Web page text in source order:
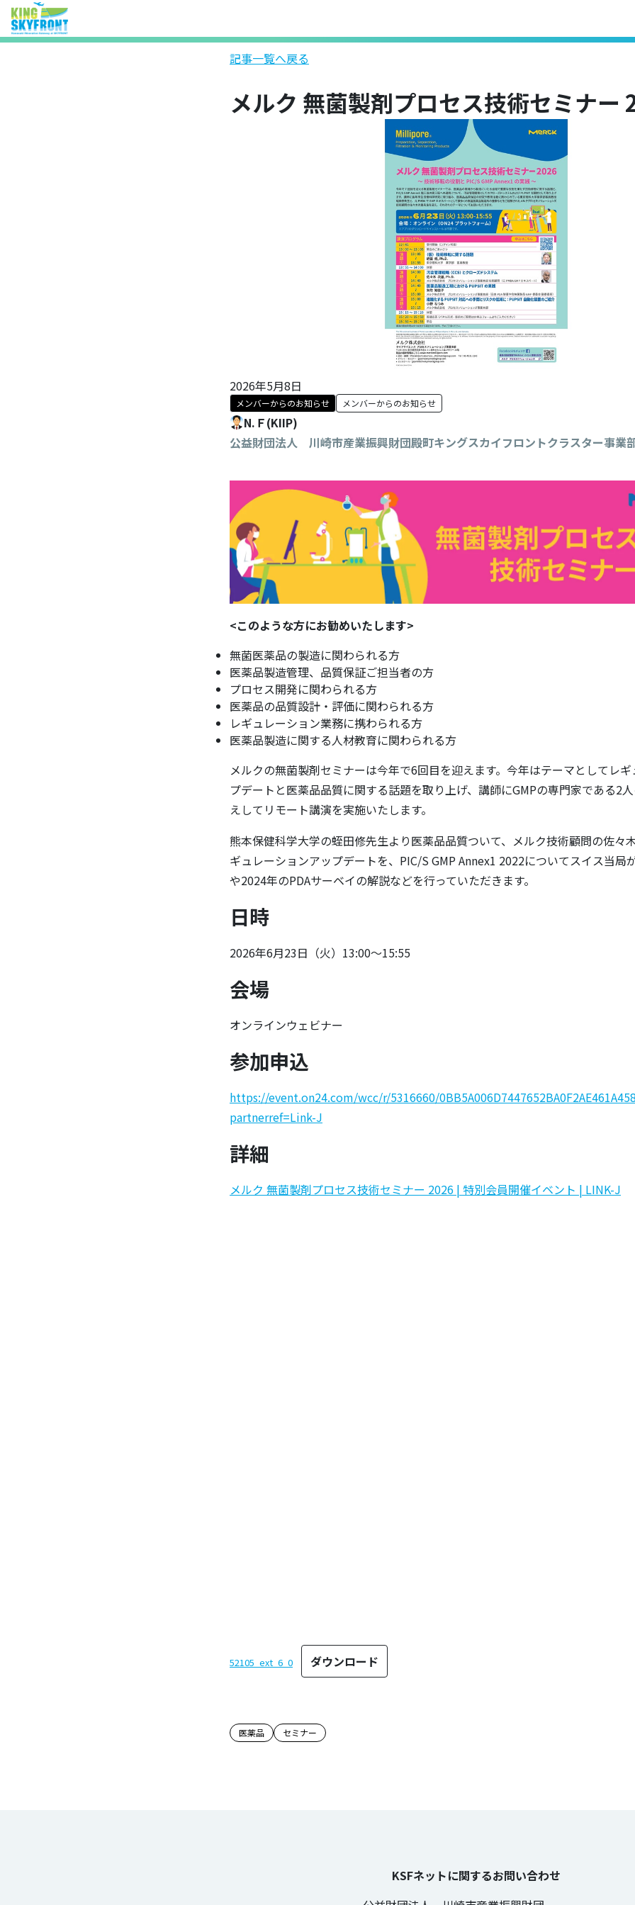
記事一覧へ戻る
メルク 無菌製剤プロセス技術セミナー
2026年5月8日
メンバーからのお知らせ メンバーからのお知らせ
N.Ｆ(KIIP)
公益財団法人 川崎市産業振興財団殿町キングスカイフロントクラスター事業
<このような方にお勧めいたします>
無菌医薬品の製造に関わられる方
医薬品製造管理、品質保証ご担当者の方
プロセス開発に関わられる方
医薬品の品質設計・評価に関わられる方
レギュレーション業務に携わられる方
医薬品製造に関する人材教育に関わられる方
メルクの無菌製剤セミナーは今年で6回目を迎えます。今年はテーマとしてレ
プデートと医薬品品質に関する話題を取り上げ、講師にGMPの専門家である2
えしてリモート講演を実施いたします。
熊本保健科学大学の蛭田修先生より医薬品品質ついて、メルク技術顧問の佐々
ギュレーションアップデートを、PIC/S GMP Annex1 2022についてスイス当局
や2024年のPDAサーベイの解説などを行っていただきます。
日時
2026年6月23日（火）13:00～15:55
会場
オンラインウェビナー
参加申込
https://event.on24.com/wcc/r/5316660/
partnerref=Link-J
詳細
メルク 無菌製剤プロセス技術セミナー 2026 | 特別会員開催イベント | LINK-J
52105_ext_6_0 ダウンロード
この記事のタグ
医薬品 セミナー
KSFネットに関するお問い合わせ